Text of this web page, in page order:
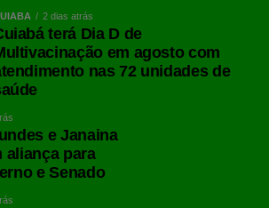
2 dias atrás
terá Dia D de
em agosto com
nas 72 unidades de
e Janaina
aliança para
e Senado